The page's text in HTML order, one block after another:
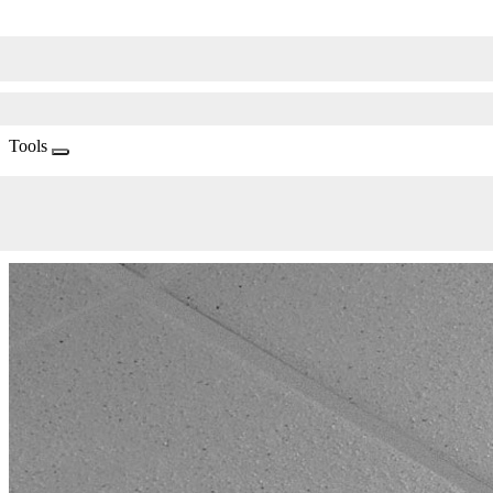
Tools